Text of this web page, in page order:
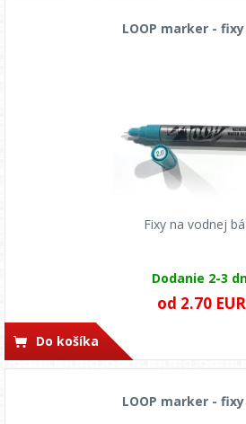
LOOP marker -
Fixy na vodnej
Dodanie 2-3
od 2.70 EUR
Do košíka
LOOP marker -